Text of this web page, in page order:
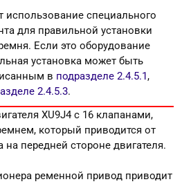
использование специального
для правильной установки
Если это оборудование
установка может быть
в подразделе 2.4.5.1,
2.4.5.3.
XU9J4 с 16 клапанами,
который приводится от
передней стороне двигателя.
ременной привод приводит